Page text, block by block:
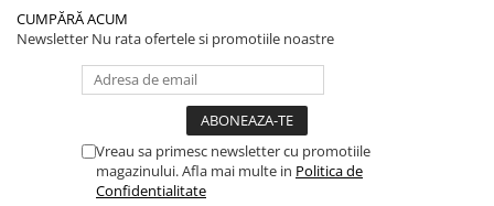
CUMPĂRĂ ACUM
Newsletter Nu rata ofertele si promotiile noastre
Vreau sa primesc newsletter cu promotiile
magazinului. Afla mai multe in Politica de
Confidentialitate